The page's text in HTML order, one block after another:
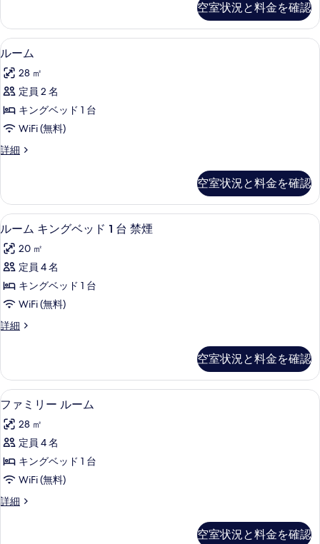
1
台
バ
リ
ア
フ
リ
ー
(Mobility
&
Hearing)
の
す
べ
て
の
真
を
表
示
す
る
ン
グ
ベ
ド
バ
リ
フ
槽
(Mobility
&
Hearing)
の
詳
細
空室状況と料金を確認
ル
ー
ム
の
す
て
写
真
を
表
示
す
る
ルーム | 高級寝具、デスク、遮光カ
3
ルーム
28 ㎡
定員 2 名
キングベッド 1 台
WiFi (無料)
詳細
ル
詳
細
空室状況と料金を確認
ル
ー
ム
キ
ン
ベ
ド
台
禁
煙
の
す
べ
高級寝具、デスク、遮光カーテン、
5
ルーム キングベッド 1 台 禁煙
20 ㎡
定員 4 名
キングベッド 1 台
WiFi (無料)
詳細
ル
ン
グ
ベ
ド
禁
煙
詳
空室状況と料金を確認
フ
ァ
ミ
リ
ー
ー
ファミリー ルーム | 高級寝具、デス
5
ファミリー ルーム
28 ㎡
定員 4 名
キングベッド 1 台
WiFi (無料)
詳細
フ
空室状況と料金を確認